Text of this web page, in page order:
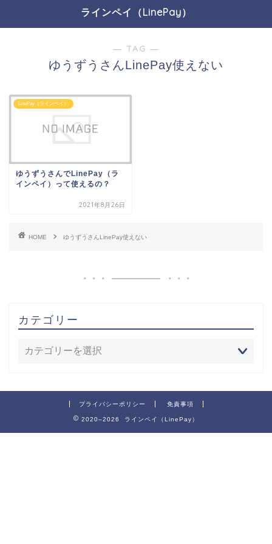
ラインペイ（LinePay）
― TAG ―
ゆうずうさんLinePay使えない
LinePay（ラインペイ）
ゆうずうさんでLinePay（ラ
インペイ）って使えるの？
2021年8月26日
HOME ゆうずうさんLinePay使えない
カテゴリー
プライバシーポリシー 免責事項
2020–2026 ラインペイ（LinePay）